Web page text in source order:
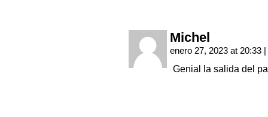
Michel
enero 27, 2023 at 20:33 |
Genial la salida del